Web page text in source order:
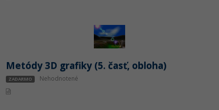
Metódy 3D grafiky (5. časť, obloha)
ZADARMO Nehodnotené